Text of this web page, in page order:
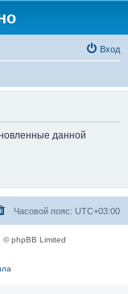
Вход
данной
Часовой пояс: UTC+03:00
© phpBB Limited